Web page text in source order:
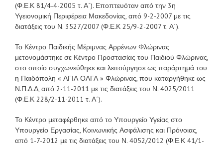
(Φ.Ε.Κ 81/4-4-2005 τ. Α΄). Εποπτευόταν από την 3η
Υγειονομική Περιφέρεια Μακεδονίας, από 9-2-2007 με τις
διατάξεις του Ν. 3527/2007 (Φ.Ε.Κ 25/9-2-2007 τ. Α΄).
Το Κέντρο Παιδικής Μέριμνας Αρρένων Φλώρινας
μετονομάστηκε σε Κέντρο Προστασίας του Παιδιού Φλώρινας,
στο οποίο συγχωνεύθηκε και λειτούργησε ως παράρτημά του
η Παιδόπολη « ΑΓΙΑ ΟΛΓΑ » Φλώρινας, που καταργήθηκε ως
Ν.Π.Δ.Δ, από 2-11-2011 με τις διατάξεις του Ν. 4025/2011
(Φ.Ε.Κ 228/2-11-2011 τ. Α΄).
Το Κέντρο μεταφέρθηκε από το Υπουργείο Υγείας στο
Υπουργείο Εργασίας, Κοινωνικής Ασφάλισης και Πρόνοιας,
από 1-7-2012 με τις διατάξεις του Ν. 4052/2012 (Φ.Ε.Κ 41/1-